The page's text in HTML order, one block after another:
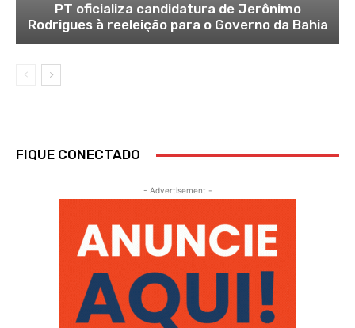
PT oficializa candidatura de Jerônimo
Rodrigues à reeleição para o Governo da Bahia
FIQUE CONECTADO
- Advertisement -